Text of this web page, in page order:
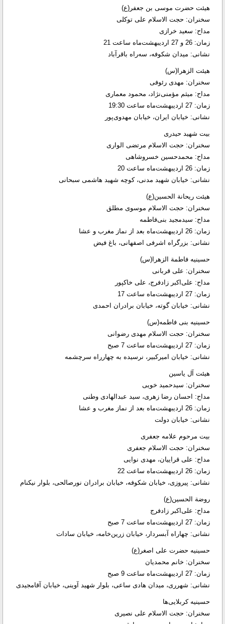
هیئت حضرت موسی بن جعفر(ع)
سخنران: حجت الاسلام علی توکلی
مداح: سعید خرازی
زمان: 26 و 27 اردیبهشت‌ماه ساعت 21
نشانی: میدان شکوفه، سه‌راه باقرآباد
هیئت الزهرا(س)
سخنران: مهدی رئوفی
مداح: میثم مؤمنی‌نژاد، محمود معماری
زمان: 27 اردیبهشت‌ماه ساعت 19:30
نشانی: خیابان ایران، خیابان مهدوی‌پور
بیت شهید حیدری
سخنران: حجت الاسلام مرتضی الواری
مداح: محمدحسین خسروشاهی
زمان: 26 اردیبهشت‌ماه ساعت 20
نشانی: خیابان شهید مدنی، کوچه شهید هاشمی سبحانی
هیئت ریحانة الحسین(ع)
سخنران: حجت الاسلام موسوی مطلق
مداح: سیدمجید بنی‌فاطمه
زمان: 26 اردیبهشت‌ماه بعد از نماز مغرب و عشا
نشانی: بزرگراه اشرفی اصفهانی، باغ فیض
حسینیه فاطمة الزهرا(س)
سخنران: علی قربانی
مداح: علی‌اکبر زادفرج، علی خاکپور
زمان: 27 اردیبهشت‌ماه ساعت 17
نشانی: خیابان گوته، خیابان برادران احمدی
حسینیه بنی فاطمه(س)
سخنران: حجت الاسلام مهدی رضوانی
زمان: 27 اردیبهشت‌ماه ساعت 7 صبح
نشانی: خیابان امیرکبیر، نرسیده به چهارراه سرچشمه
هیئت آل یاسین
سخنران: سیدحمید خویی
مداح: احسان رضا زهری، سید عبدالهادی وطنی
زمان: 26 اردیبهشت‌ماه بعد از نماز مغرب و عشا
نشانی: خیابان دولت
بیت مرحوم علامه جعفری
سخنران: حجت الاسلام جعفری
مداح: علی قراییان، مهدی نوایی
زمان: 26 اردیبهشت‌ماه ساعت 22
نشانی: پیروزی، خیابان شکوفه، خیابان برادران نورصالحی، بلوار نیکنام
روضة الحسین(ع)
مداح: علی‌اکبر زادفرج
زمان: 27 اردیبهشت‌ماه ساعت 7 صبح
نشانی: چهاراه آبسردار، خیابان زرین‌خامه، خیابان سادات
حسینیه حضرت علی اصغر(ع)
سخنران: خانم محمدیان
زمان: 27 اردیبهشت‌ماه ساعت 9 صبح
نشانی: شهرری، میدان هادی ساعی، بلوار شهید آوینی، خیابان آقامجیدی
حسینیه کربلایی‌ها
سخنران: حجت الاسلام علی نصیری